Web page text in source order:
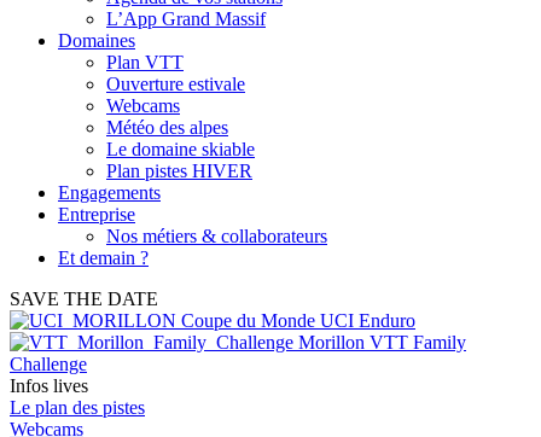
L’App Grand Massif
Domaines
Plan VTT
Ouverture estivale
Webcams
Météo des alpes
Le domaine skiable
Plan pistes HIVER
Engagements
Entreprise
Nos métiers & collaborateurs
Et demain ?
SAVE THE DATE
Coupe du Monde UCI Enduro
Morillon VTT Family
Challenge
Infos lives
Le plan des pistes
Webcams